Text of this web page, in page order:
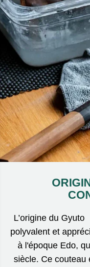
L’origine du
polyvalent et
à l'époque Edo,
siècle. Ce couteau